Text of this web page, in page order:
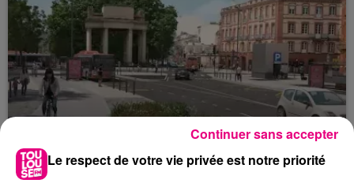
Le respect de votre vie privée est notre priorité
Continuer sans accepter